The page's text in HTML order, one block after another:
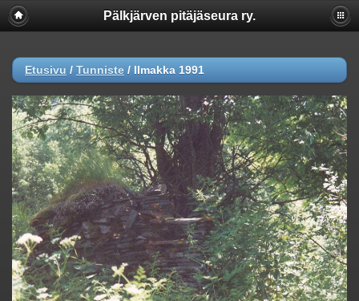
Pälkjärven pitäjäseura ry.
Etusivu / Tunniste / Ilmakka 1991